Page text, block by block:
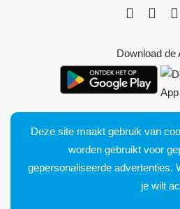
Download de
Bluetens. Tous
Juridische
Deze site maakt gebruik van
worden gebruikt voor
gepersonaliseerde advertenties.
je wilt